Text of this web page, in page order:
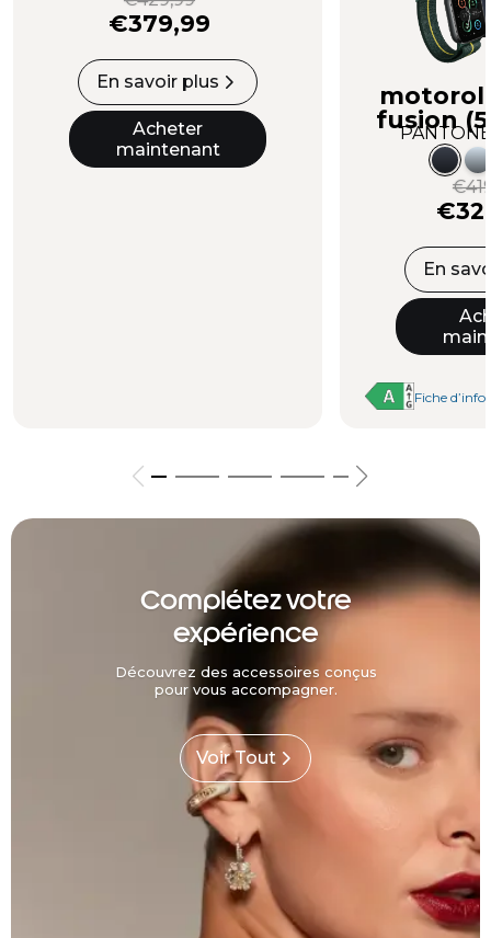
€379,99
En savoir plus
Acheter
maintenant
fusion
En
Fiche
Complétez votre
expérience
Découvrez des accessoires conçus
pour vous accompagner.
Voir Tout